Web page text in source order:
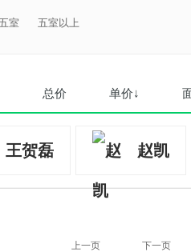
室 五室以上
总价 单价↓
王贺磊 赵凯
上一页 下一页